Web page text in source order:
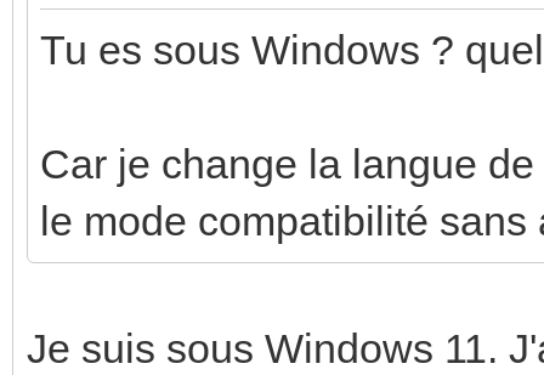
Tu es sous Windows ?
Car je change la langue
le mode compatibilité sans
Je suis sous Windows 11.